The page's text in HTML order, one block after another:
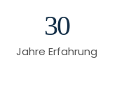
30
Jahre Erfahrung